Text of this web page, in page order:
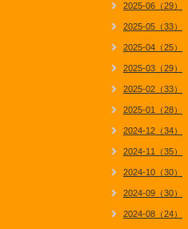
2025-06（29）
2025-05（33）
2025-04（25）
2025-03（29）
2025-02（33）
2025-01（28）
2024-12（34）
2024-11（35）
2024-10（30）
2024-09（30）
2024-08（24）